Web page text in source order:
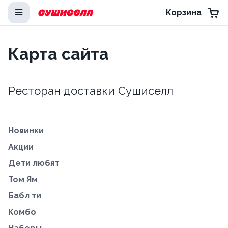
Корзина
Карта сайта
Ресторан доставки Сушиселл
Новинки
Акции
Дети любят
Том Ям
Бабл ти
Комбо